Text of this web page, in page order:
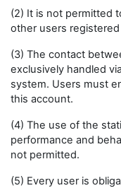
(2) It is not permitted
other users
(3) The contact
exclusively handled
system. Users must
this account.
(4) The use of the
performance and
not permitted.
(5) Every user is